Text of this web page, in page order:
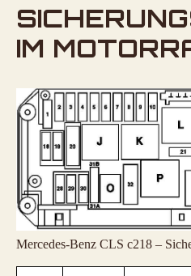
IM
Mercedes-Benz CLS c218 –